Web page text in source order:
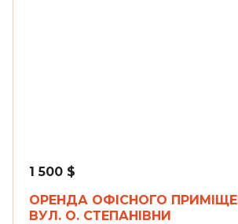
1 500 $
ОРЕНДА ОФІСНОГО
ВУЛ. О. СТЕПАНІВНИ